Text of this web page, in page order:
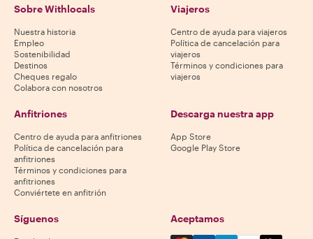
Sobre Withlocals
Nuestra historia
Empleo
Sostenibilidad
Destinos
Cheques regalo
Colabora con nosotros
Viajeros
Centro de ayuda para viajeros
Política de cancelación para
viajeros
Términos y condiciones para
viajeros
Anfitriones
Centro de ayuda para anfitriones
Política de cancelación para
anfitriones
Términos y condiciones para
anfitriones
Conviértete en anfitrión
Descarga nuestra app
App Store
Google Play Store
Síguenos Aceptamos